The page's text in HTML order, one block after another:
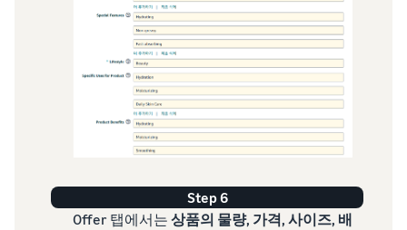
Step 6
Offer 탭에서는 상품의 물량, 가격, 사이즈, 배